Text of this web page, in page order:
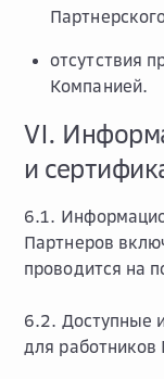
отсутствия
Компанией.
VI.
и
6.1.
Партнеров
проводится на
6.2. Доступные
для работников